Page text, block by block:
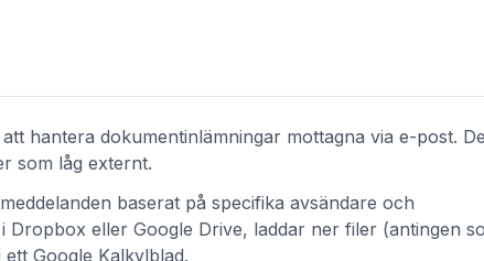
hantera dokumentinlämningar mottagna via e-post.
som låg externt.
baserat på specifika avsändare och
eller Google Drive, laddar ner filer (antingen
Google Kalkylblad.